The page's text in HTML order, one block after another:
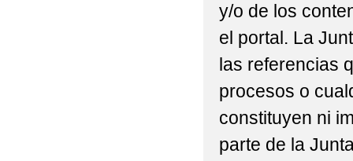
y/o de los
el portal. La
las referencias
procesos o
constituyen ni
parte de la